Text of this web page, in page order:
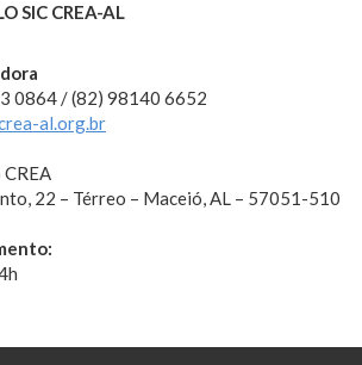
SIC CREA-AL
0864 / (82) 98140 6652
al.org.br
CREA
22 – Térreo – Maceió, AL – 57051-510